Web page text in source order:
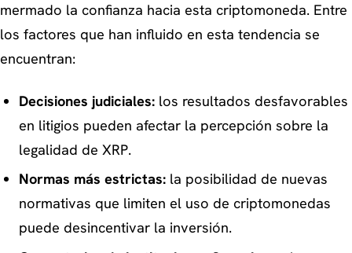
mermado la confianza hacia esta criptomoneda. Entre
los factores que han influido en esta tendencia se
encuentran:
Decisiones judiciales:los resultados desfavorables
en litigios pueden afectar la percepción sobre la
legalidad de XRP.
Normas más estrictas:la posibilidad de nuevas
normativas que limiten el uso de criptomonedas
puede desincentivar la inversión.